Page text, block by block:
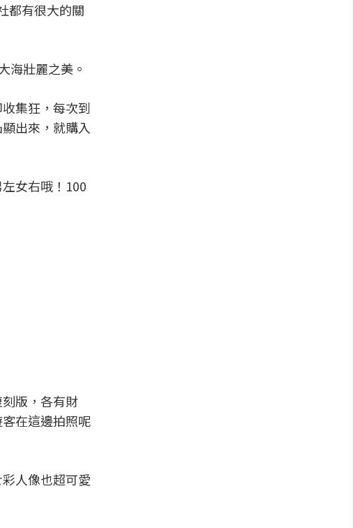
都有很大的關
海壯麗之美。
集狂，每次到
出來，就購入
女右哦！100
版，各有財
在這邊拍照呢
人像也超可愛